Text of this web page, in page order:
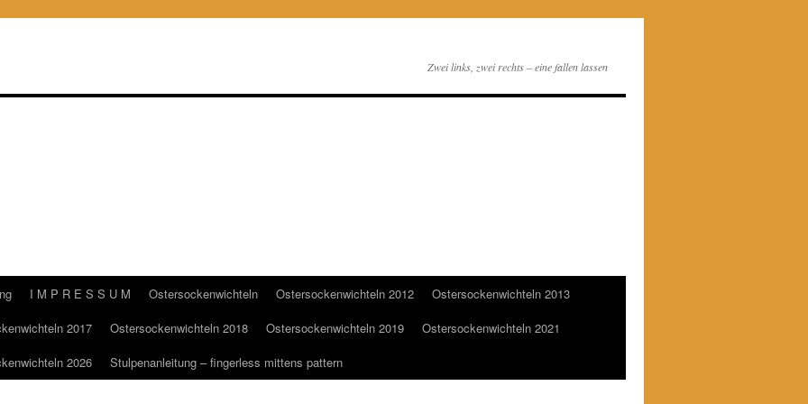
Zwei links, zwei rechts – eine fallen lassen
I M P R E S S U M Ostersockenwichteln Ostersockenwichteln 2012
Ostersockenwichteln 2013
2017 Ostersockenwichteln 2018 Ostersockenwichteln 2019
Ostersockenwichteln 2021
2026 Stulpenanleitung – fingerless mittens pattern